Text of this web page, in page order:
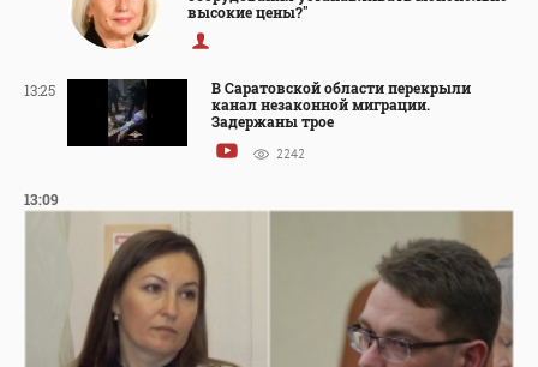
высокие цены?"
13:25
В Саратовской области перекрыли
канал незаконной миграции.
Задержаны трое
2242
13:09